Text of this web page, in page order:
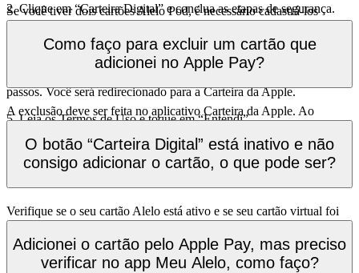
2. Clique em “Carteira Digital” e conclua as etapas de segurança.
3. Se você ainda não tiver um cartão virtual, ele será gerado
automaticamente.
passos. Você será redirecionado para a Carteira da Apple.
5. Leia os Termos de Uso e toque em “Entendi”.
Se você tiver dois cartões Alelo Pod, é necessário cadastrá-los
separadamente. Após cadastrar o cartão, todos os benefícios
vinculados a ele já estarão habilitados para realizar o pagamento por
aproximação com seu dispositivo celular e/ou smartwatch.
Como faço para excluir um cartão que
adicionei no Apple Pay?
A exclusão deve ser feita no aplicativo Carteira da Apple. Ao
visualizar os detalhes do cartão, procure a opção “Remover Forma
de Pagamento”.
O botão “Carteira Digital” está inativo e não
consigo adicionar o cartão, o que pode ser?
Verifique se o seu cartão Alelo está ativo e se seu cartão virtual foi
criado. Caso seu cartão esteja bloqueado ou cancelado, o botão
“Carteira Digital” ficará inativo.
Adicionei o cartão pelo Apple Pay, mas preciso
verificar no app Meu Alelo, como faço?